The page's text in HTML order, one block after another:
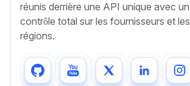
réunis derrière une API unique avec un
contrôle total sur les fournisseurs et les
régions.